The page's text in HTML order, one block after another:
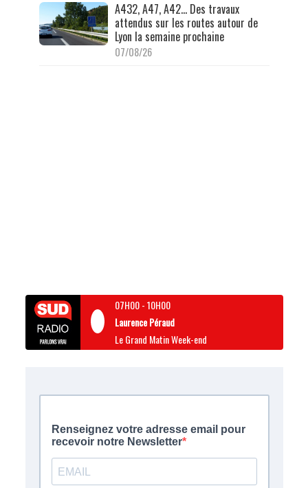
A432, A47, A42… Des travaux
attendus sur les routes autour de
Lyon la semaine prochaine
07/08/26
07H00-10H00
Laurence Péraud
Le Grand Matin Week-end